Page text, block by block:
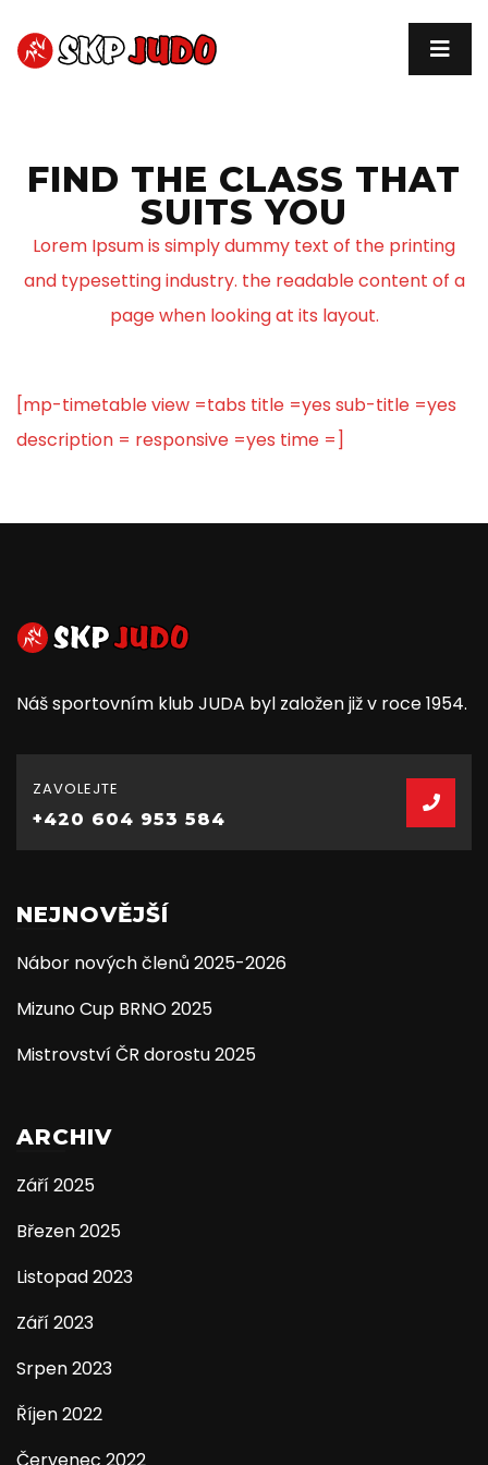
FIND THE CLASS THAT
SUITS YOU
Lorem Ipsum is simply dummy text of the printing
and typesetting industry. the readable content of a
page when looking at its layout.
[mp-timetable view =tabs title =yes sub-title =yes
description = responsive =yes time =]
Náš sportovním klub JUDA byl založen již v roce 1954.
ZAVOLEJTE
+420 604 953 584
NEJNOVĚJŠÍ
Nábor nových členů 2025-2026
Mizuno Cup BRNO 2025
Mistrovství ČR dorostu 2025
ARCHIV
Září 2025
Březen 2025
Listopad 2023
Září 2023
Srpen 2023
Říjen 2022